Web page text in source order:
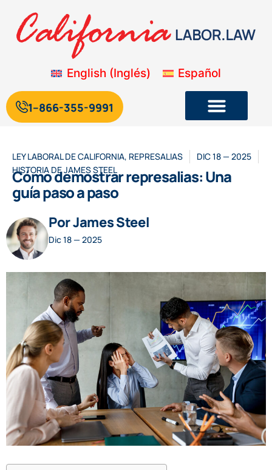
English (Inglés) Español
1--866-355-9991
LEY LABORAL DE CALIFORNIA, REPRESALIAS
DIC 18 — 2025
HISTORIA DEJAMES STEEL
Cómo demostrar represalias: Una
guía paso a paso
Por James Steel
Dic 18 — 2025